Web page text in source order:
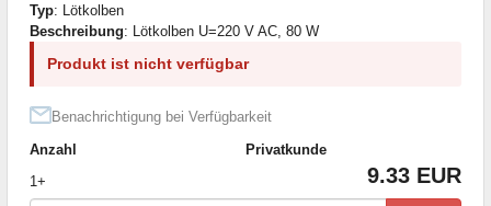
Typ: Lötkolben
Beschreibung: Lötkolben U=220 V AC, 80 W
Produkt ist nicht verfügbar
Benachrichtigung bei Verfügbarkeit
Anzahl
Privatkunde
1+
9.33 EUR